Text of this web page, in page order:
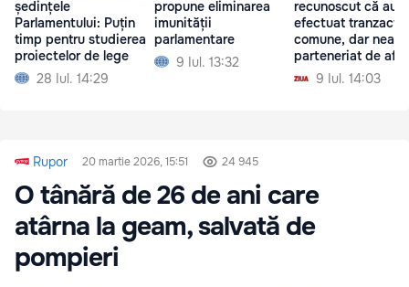
ședințele
Parlamentului: Puțin
timp pentru studierea
proiectelor de lege
28 Iul. 14:29
propune eliminarea
imunității
parlamentare
9 Iul. 13:32
recunoscut că au
efectuat tranzacții
comune, dar
parteneriat de
9 Iul. 14:03
Rupor 20 martie 2026, 15:51 24 945
O tânără de 26 de ani care
atârna la geam, salvată de
pompieri